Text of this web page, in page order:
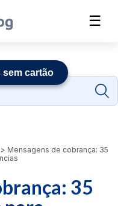
☰
> Mensagens de cobrança: 35
35
sem cartão